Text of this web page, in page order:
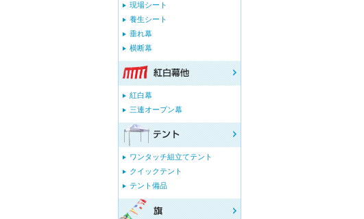
現場シート
養生シート
垂れ幕
横断幕
紅白幕
三連オープン幕
ワンタッチ組立てテント
クイックテント
テント備品